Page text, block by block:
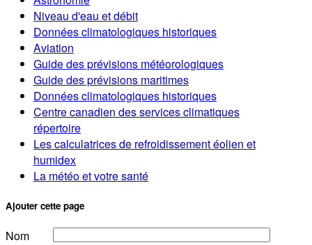
Niveau d'eau et débit
Données climatologiques historiques
Aviation
Guide des prévisions météorologiques
Guide des prévisions maritimes
Données climatologiques historiques
Centre canadien des services climatiques
répertoire
Les calculatrices de refroidissement éolien et
humidex
La météo et votre santé
Ajouter cette page
Nom